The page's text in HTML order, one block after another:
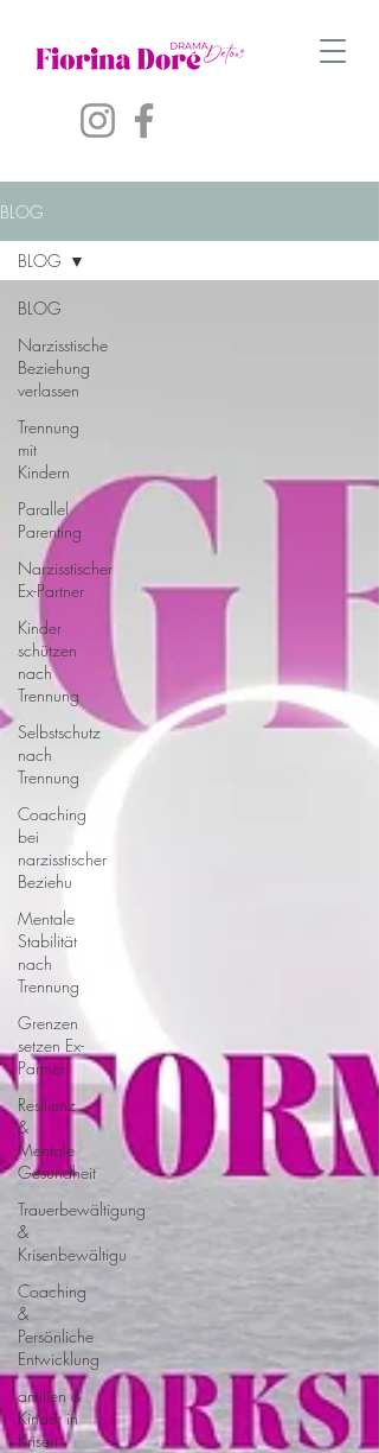
BLOG
BLOG
Narzisstische
Beziehung
verlassen
Trennung
mit
Kindern
Parallel
Parenting
Narzisstischer
Ex-Partner
Kinder
schützen
nach
Trennung
Selbstschutz
nach
Trennung
Coaching
bei
narzisstischer
Beziehu
Mentale
Stabilität
nach
Trennung
Grenzen
setzen Ex-
Partner
Resilienz
&
Mentale
Gesundheit
Trauerbewältigung
&
Krisenbewältigu
Coaching
&
Persönliche
Entwicklung
amilien &
Kinder in
Krisen
BLOG